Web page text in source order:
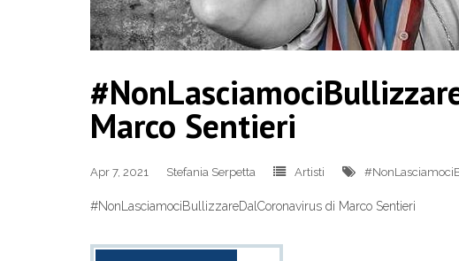
Marco Sentieri
Apr 7, 2021 Stefania Serpetta Artisti
#NonLasciamociBullizzareDalCoronavirus di Marco Sentieri